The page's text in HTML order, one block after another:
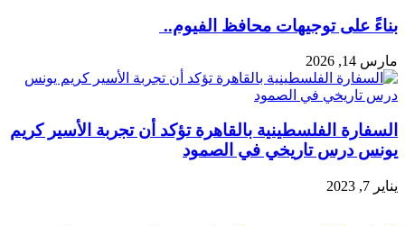
بناءً على توجيهات محافظ الفيوم..
مارس 14, 2026
السفارة الفلسطينية بالقاهرة تؤكد أن تجربة الأسير كريم
يونس درس تاريخي في الصمود
يناير 7, 2023